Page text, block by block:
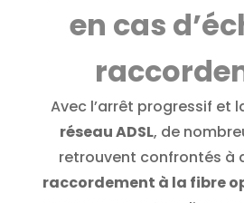
en cas
Avec l’arrêt progressif et
réseau ADSL, de
retrouvent confrontés à
raccordement à la fibre